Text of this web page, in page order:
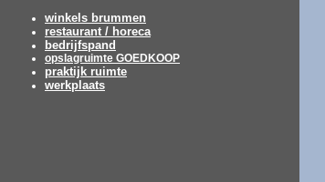
winkels brummen
restaurant / horeca
bedrijfspand
opslagruimte GOEDKOOP
praktijk ruimte
werkplaats